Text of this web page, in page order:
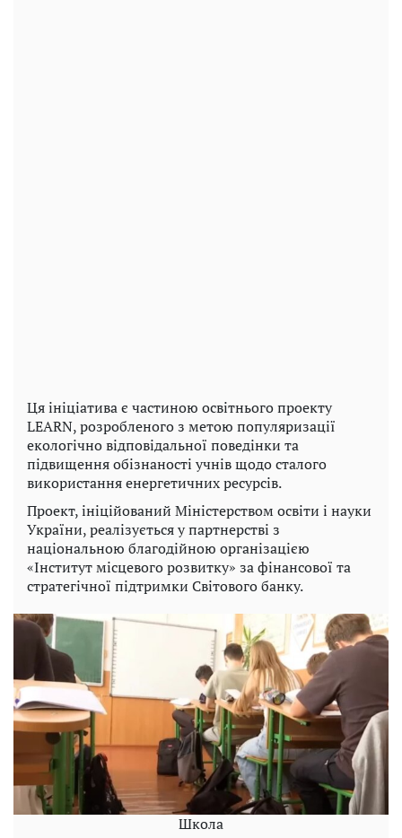
Ця ініціатива є частиною освітнього проекту
LEARN, розробленого з метою популяризації
екологічно відповідальної поведінки та
підвищення обізнаності учнів щодо сталого
використання енергетичних ресурсів.
Проект, ініційований Міністерством освіти і науки
України, реалізується у партнерстві з
національною благодійною організацією
«Інститут місцевого розвитку» за фінансової та
стратегічної підтримки Світового банку.
Школа